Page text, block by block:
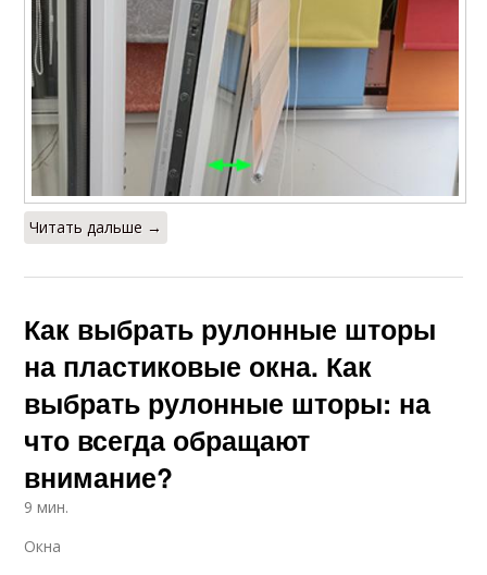
Читать дальше →
Как выбрать рулонные шторы
на пластиковые окна. Как
выбрать рулонные шторы: на
что всегда обращают
внимание?
9 мин.
Окна